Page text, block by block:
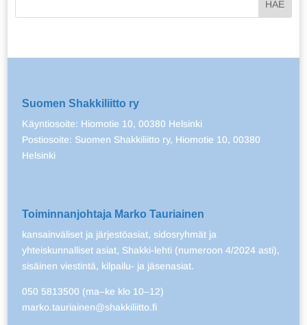
Suomen Shakkiliitto ry
Käyntiosoite: Hiomotie 10, 00380 Helsinki
Postiosoite: Suomen Shakkiliitto ry, Hiomotie 10, 00380
Helsinki
Toiminnanjohtaja Marko Tauriainen
kansainväliset ja järjestöasiat, sidosryhmät ja
yhteiskunnalliset asiat, Shakki-lehti (numeroon 4/2024 asti),
sisäinen viestintä, kilpailu- ja jäsenasiat.
050 5813500 (ma–ke klo 10–12)
marko.tauriainen@shakkiliitto.fi